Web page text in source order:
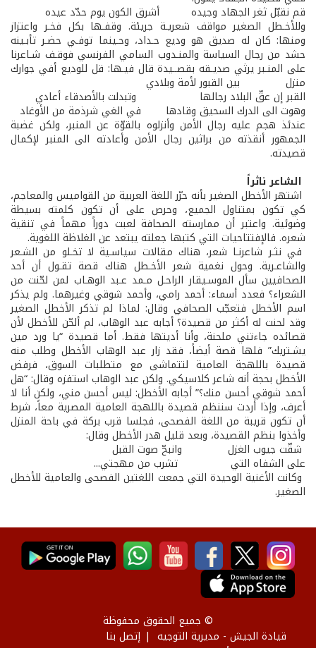
قم نقبّل ثغر الجهاد وجيده أشرق الكون يوم حدّد عيده
وللأخـطل الصغير مواقف شعريـة جريئة. وقفـها بكل فخـر واعتزاز
ومنها: كان له صديق هو وديع حـداد، وحـينما توفـي حضـر تأبـينه
حشد من رجال السياسة والمنـدوب السامي الفرنسي فوقـف شـاعرنا
على المنـبر يرثي صديـقه بقصــيدة قال فيـها: قل للوديع أفي جوارك
منزل بين القبور لأمة وبلادي
القبر إن عقّ البلاد رجالها وتبدلت بالأصدقاء أعادي
وهوت الى الدرك السحيق وقادها في الغي شرذمة من الأوغاد
عندئذ هجم عليه رجال الأمن وأنزلوه بالقوّة عن المنبر، ولكن غضبة
الجمهور أنقذته من براثين رجال الأمن وأعادته الى المنبر لإكمال
قصيدته.
الشاعر ناثراً
اشتهر الأخطل الصغير بأنه حرّر اللغة العربية من القواميس والمعاجم،
كي تكون بمتناول الجميع، وحرص على أن تكون كلمته بسيطة
وضوئية. واعتبر أن ممارسته الصحافة لعبت دوراً مهماً في تنقية
شعره. فالإفتتاحيات التي كتبها جعلته يبتعد عن الغلاظة اللغوية.
في نثـر شاعرنـا شعر، هناك مقالات سياسـية لا تخـلو من الشـعر
والشاعـرية. وحول نغمية شعر الأخـطل هناك قصة تقـول أن أحد
الصحافيين سأل الموسـيقار الراحـل مـمد عـبد الوهـاب لمن لحّنت من
الشعراء؟ فعدد أسماء: أحمد رامي، وأحمد شوقي وغيرهما. ولم يذكر
اسم الأخطل فتعجّب الصحافي وقال: لماذا لم تذكر الأخطل الصغير
وقد لحنت له أكثر من قصيدة؟ أجابه عبد الوهاب، لم ألحّن للأخطل لأن
قصائده جاءتني ملحنة، وأنا أديتها فقط. أما قصيدة “يا ورد مين
يشـتريك” فلها قصة أيضاً، فقد زار عبد الوهاب الأخطل وطلب منه
قصيدة باللهجة العامية لتتماشى مع متطلبات السوق، فرفض
الأخطل بحجة أنه شاعر كلاسيكي. ولكن عبد الوهاب استفزه وقال: “هل
أحمد شوقي أحسن منك؟” أجابه الأخطل: ليس أحسن مني، ولكن أنا لا
أعرف، وإذا أردت سننظم قصيدة باللهجة العامية المصرية معاً، شرط
أن تكون قريبة من اللغة الفصحى، فجلسا قرب بركة في باحة المنزل
وأخذوا بنظم القصيدة، وبعد قليل هدر الأخطل وقال:
شقّت جيوب الغزل وانبحّ صوت القبل
على الشفاه التي تشرب من مهجتي...
وكانت الأغنية الوحيدة التي جمعت اللغتين الفصحى والعامية للأخطل
الصغير.
© جميع الحقوق محفوظة
قيادة الجيش - مديرية التوجيه
إتصل بنا